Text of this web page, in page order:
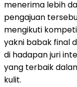
menerima lebih
pengajuan
mengikuti
yakni babak final
di hadapan juri
yang terbaik
kulit.